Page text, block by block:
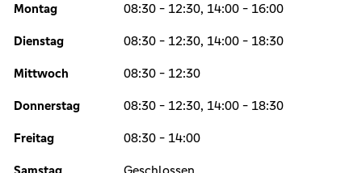
Montag 08:30 - 12:30, 14:00 - 16:00
Dienstag 08:30 - 12:30, 14:00 - 18:30
Mittwoch 08:30 - 12:30
Donnerstag 08:30 - 12:30, 14:00 - 18:30
Freitag 08:30 - 14:00